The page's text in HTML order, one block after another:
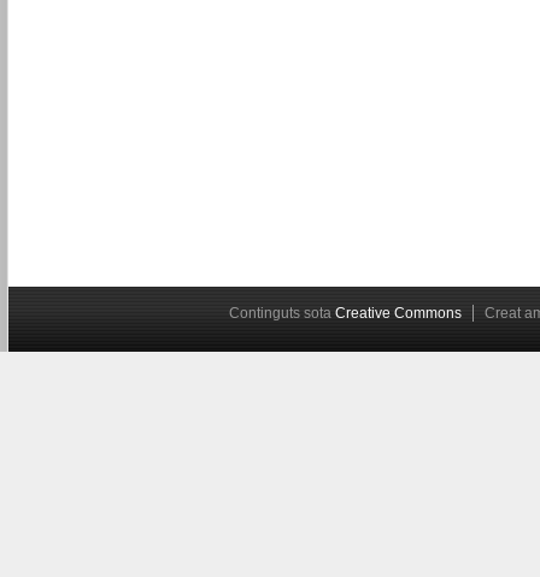
Continguts sota Creative Commons Creat